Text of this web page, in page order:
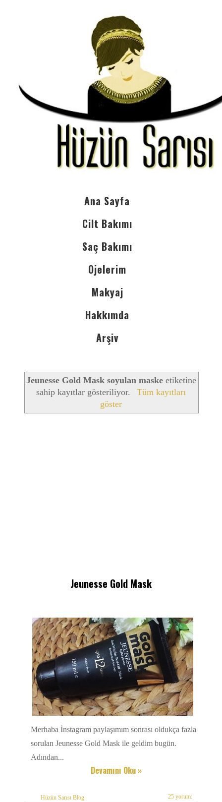
Ana Sayfa
Cilt Bakımı
Saç Bakımı
Ojelerim
Makyaj
Hakkımda
Arşiv
Jeunesse Gold Mask soyulan maskeetiketine
sahip kayıtlar gösteriliyor.
Tüm kayıtları
göster
Jeunesse Gold Mask
Merhaba İnstagram paylaşımım sonrası oldukça fazla
sorulan Jeunesse Gold Mask ile geldim bugün.
Adından...
Devamını Oku »
Hüzün Sarısı Blog 25 yorum: